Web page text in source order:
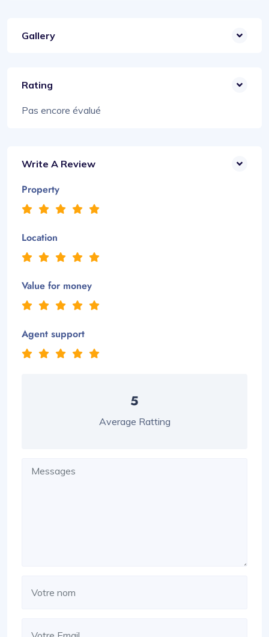
Gallery
Rating
Pas encore évalué
Write A Review
Property
Location
Value for money
Agent support
5
Average Ratting